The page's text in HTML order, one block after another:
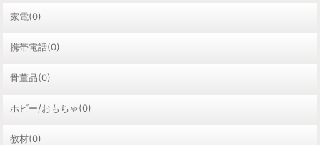
家電(0)
携帯電話(0)
骨董品(0)
ホビー/おもちゃ(0)
教材(0)